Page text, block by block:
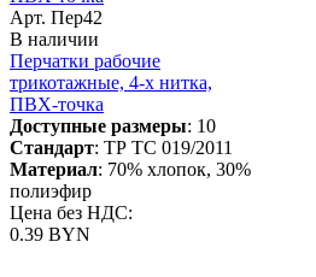
Арт. Пер42
В наличии
Перчатки рабочие
трикотажные, 4-х нитка,
ПВХ-точка
Доступные размеры: 10
Стандарт: ТР ТС 019/2011
Материал: 70% хлопок, 30%
полиэфир
Цена без НДС:
0.39 BYN